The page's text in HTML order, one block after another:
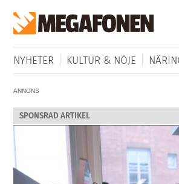
NYHETER KULTUR & NÖJE
ANNONS
SPONSRAD ARTIKEL